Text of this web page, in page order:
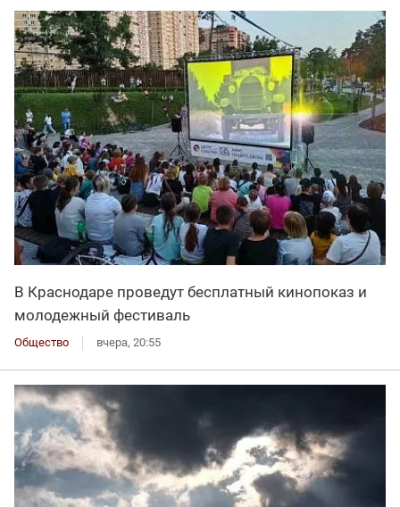
В Краснодаре проведут бесплатный кинопоказ и
молодежный фестиваль
Общество вчера, 20:55